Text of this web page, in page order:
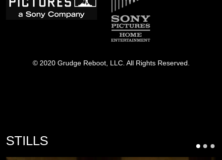
© 2020 Grudge Reboot, LLC. All Rights Reserved.
STILLS